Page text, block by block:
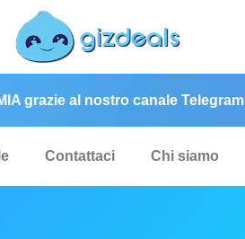
grazie al nostro canale Telegram
Contattaci Chi siamo